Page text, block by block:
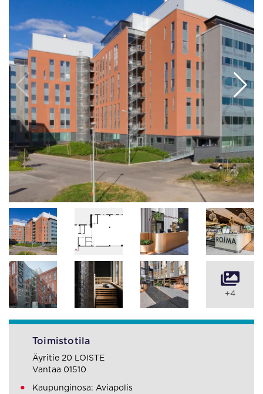
+4
Toimistotila
Äyritie 20 LOISTE
Vantaa 01510
Kaupunginosa: Aviapolis